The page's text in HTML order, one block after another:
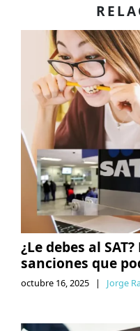
¿Le debes al
sanciones que
octubre 16, 2025 | Jorge